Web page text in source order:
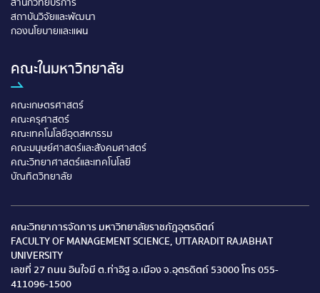
สำนักวิทยบริการ
สถาบันวิจัยและพัฒนา
กองนโยบายและแผน
คณะในมหาวิทยาลัย
คณะเกษตรศาสตร์
คณะครุศาสตร์
คณะเทคโนโลยีอุตสหกรรม
คณะมนุษย์ศาสตร์และสังคมศาสตร์
คณะวิทยาศาสตร์และเทคโนโลยี
บัณทิตวิทยาลัย
คณะวิทยาการจัดการ มหาวิทยาลัยราชภัฎอุตรดิตถ์
FACULTY OF MANAGEMENT SCIENCE, UTTARADIT RAJABHAT
UNIVERSITY
เลขที่ 27 ถนน อินใจมี ต.ท่าอิฐ อ.เมือง จ.อุตรดิตถ์ 53000 โทร 055-
411096-1500